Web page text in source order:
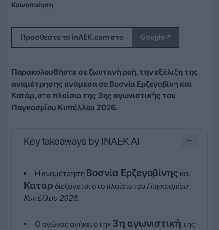
Κοινοποίηση
Προσθέστε το inAEK.com στο Google↗
Παρακολουθήστε σε ζωντανή ροή, την εξέλιξη της
αναμέτρησης ανάμεσα σε Βοσνία Ερζεγοβίνη και
Κατάρ, στο πλαίσιο της 3ης αγωνιστικής του
Παγκοσμίου Κυπέλλου 2026.
Key takeaways by INAEK AI −
Η αναμέτρηση Βοσνία Ερζεγοβίνης και
Κατάρ διεξάγεται στο πλαίσιο του Παγκοσμίου
Κυπέλλου 2026.
Ο αγώνας ανήκει στην 3η αγωνιστική της